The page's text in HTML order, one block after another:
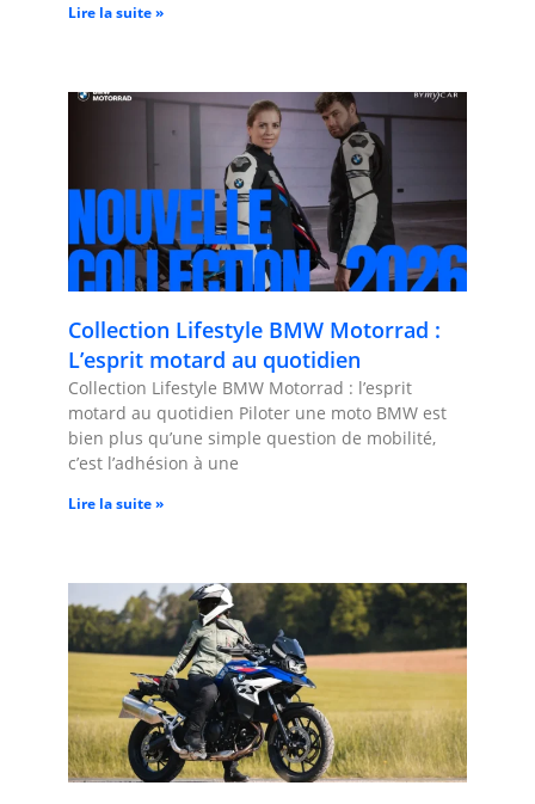
Lire la suite »
Collection Lifestyle BMW Motorrad :
L’esprit motard au quotidien
Collection Lifestyle BMW Motorrad : l’esprit
motard au quotidien Piloter une moto BMW est
bien plus qu’une simple question de mobilité,
c’est l’adhésion à une
Lire la suite »